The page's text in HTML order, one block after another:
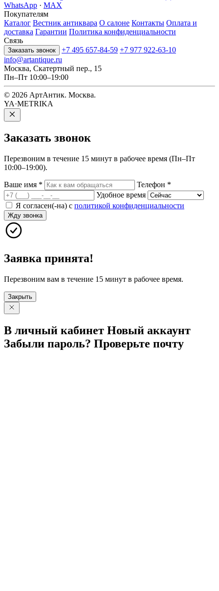
WhatsApp · MAX
Покупателям
Каталог Вестник антиквара О салоне Контакты Оплата и
доставка Гарантии Политика конфиденциальности
Связь
Заказать звонок +7 495 657-84-59 +7 977 922-63-10
info@artantique.ru
Москва, Скатертный пер., 15
Пн–Пт 10:00–19:00
© 2026 АртАнтик. Москва.
YA·METRIKA
Заказать звонок
Перезвоним в течение 15 минут в рабочее время (Пн–Пт
10:00–19:00).
Ваше имя * Телефон *
Удобное время
Я согласен(-на) с политикой конфиденциальности
Жду звонка
Заявка принята!
Перезвоним вам в течение 15 минут в рабочее время.
Закрыть
В личный кабинет Новый аккаунт
Забыли пароль? Проверьте почту